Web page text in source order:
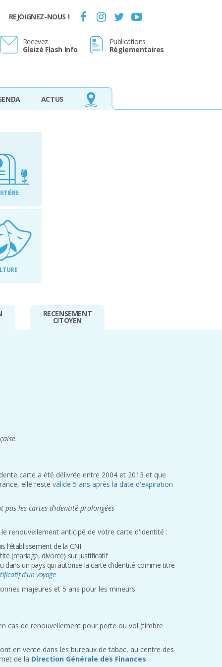
REJOIGNEZ-NOUS !
Recevez
Gleizé Flash Info
Publications
Réglementaires
ACTUS
RECENSEMENT
CITOYEN
carte a été délivrée entre 2004 et 2013 et que
elle reste valide 5 ans après la date d'expiration
pas les cartes d’identité prolongées
renouvellement anticipé de votre carte d'identité :
l’établissement de la CNI
(mariage, divorce) sur justificatif
dans un pays qui autorise la carte d'identité comme titre
d'un voyage
majeures et 5 ans pour les mineurs.
cas de renouvellement pour perte ou vol (timbre
en vente dans les bureaux de tabac, au centre des
de la Direction Générale des Finances